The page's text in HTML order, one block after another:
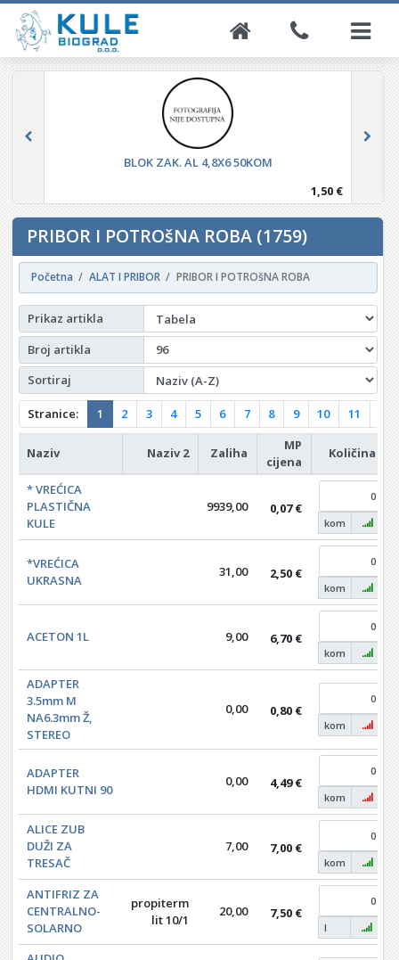
€
BLOK ZAK. AL 4,8X23 50KOM
PRIBOR I POTROšNA ROBA (1759)
Početna ALAT I PRIBOR PRIBOR I POTROšNA ROBA
Prikaz artikla
Broj artikla
Sortiraj
Stranice: 1 2 3 4 5 6 7 8 9 10 11 12
Naziv Naziv 2 Zaliha
MP
cijena
Količina
* VREĆICA
PLASTIČNA
KULE
9939,00 0,07 €
kom
*VREĆICA
UKRASNA
31,00 2,50 €
kom
ACETON 1L 9,00 6,70 €
kom
ADAPTER
3.5mm M
NA6.3mm Ž,
STEREO
0,00 0,80 €
kom
ADAPTER
HDMI KUTNI 90
0,00 4,49 €
kom
ALICE ZUB
DUŽI ZA
TRESAČ
7,00 7,00 €
kom
ANTIFRIZ ZA
CENTRALNO-
SOLARNO
propiterm
lit 10/1
20,00 7,50 €
l